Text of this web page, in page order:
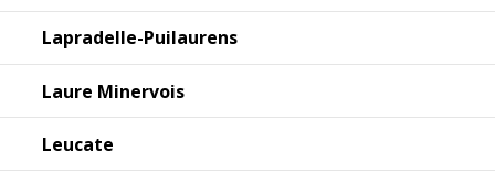
Lapradelle-Puilaurens
Laure Minervois
Leucate